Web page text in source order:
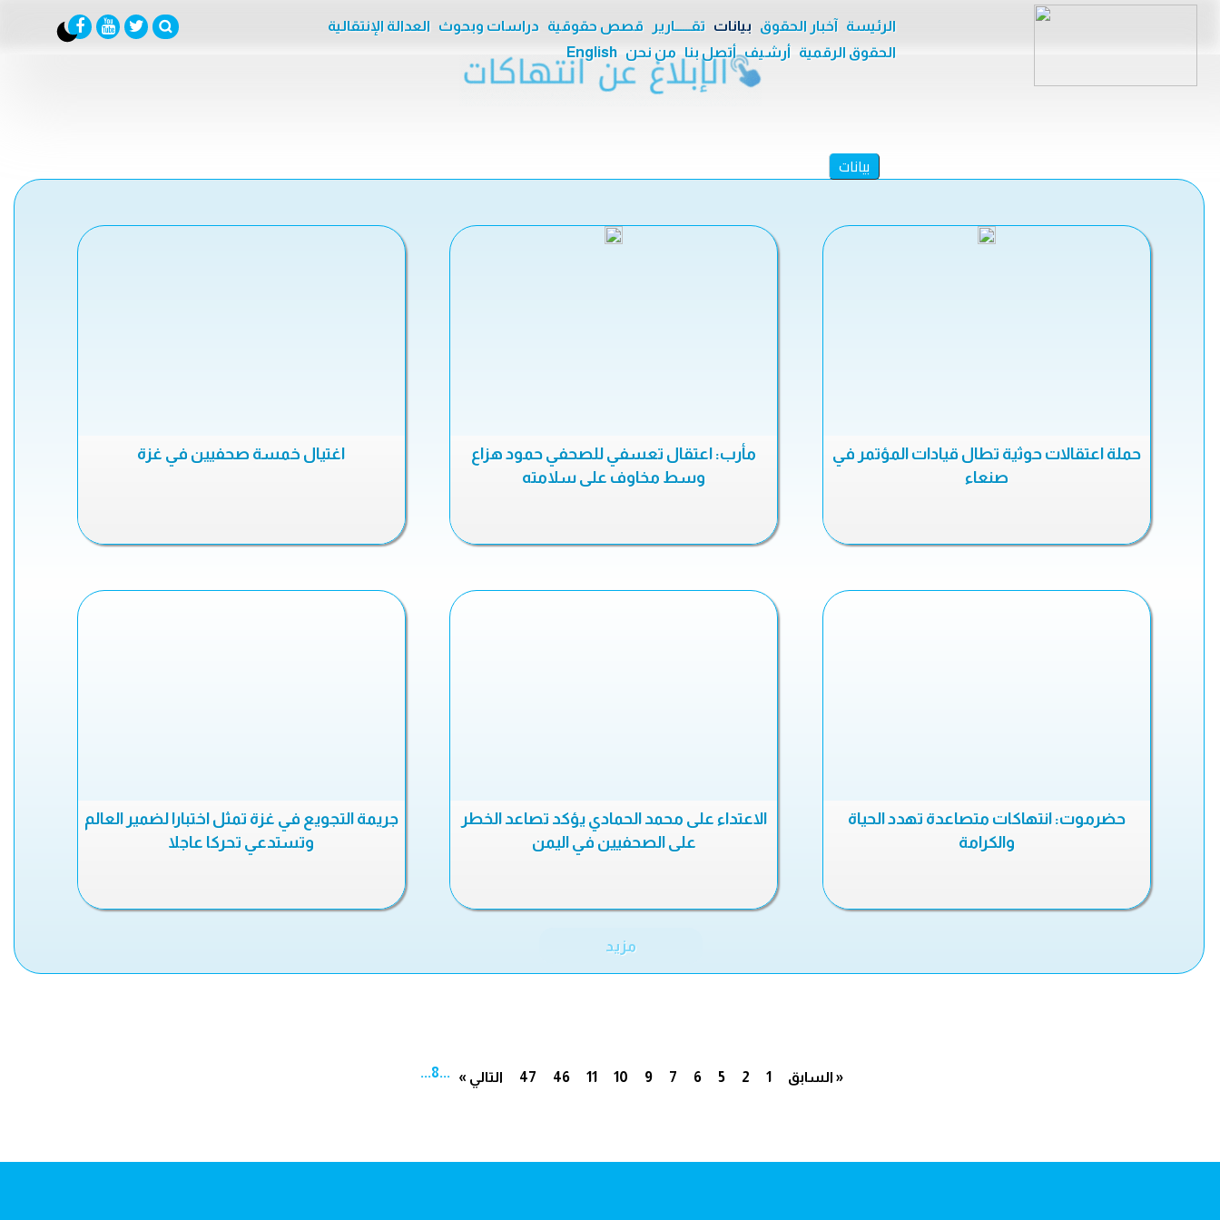
الرئيسة آخبار الحقوق بيانات تقــــــارير قصص حقوقية دراسات وبحوث
العدالة الإنتقالية
الحقوق الرقمية
أرشيف أتصل بنا من نحن English
بيانات
حملة اعتقالات حوثية تطال قيادات المؤتمر في
صنعاء
مأرب: اعتقال تعسفي للصحفي حمود هزاع
وسط مخاوف على سلامته
اغتيال خمسة صحفيين في غزة
حضرموت: انتهاكات متصاعدة تهدد الحياة
والكرامة
الاعتداء على محمد الحمادي يؤكد تصاعد الخطر
على الصحفيين في اليمن
جريمة التجويع في غزة تمثل اختبارا لضمير العالم
وتستدعي تحركا عاجلا
مزيد
« السابق 1
2
... 5
6
7
8 9
10
11
... 46
47 التالي »